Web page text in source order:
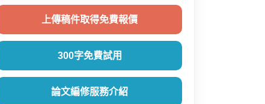
上傳稿件取得免費報價
300字免費試用
論文編修服務介紹